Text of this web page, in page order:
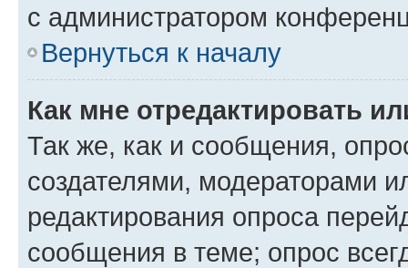
с администратором
Вернуться к началу
Как мне отредактировать
Так же, как и сообщения,
создателями, модераторами
редактирования опроса
сообщения в теме; опрос